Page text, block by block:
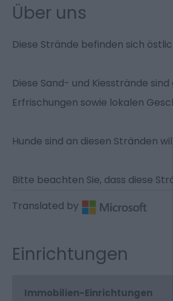
Über uns
Diese Strände befinden sich
Diese Sand- und Kiesstrände
Erfrischungen sowie lokalen
Hunde sind an diesen Stränden
Bitte beachten Sie, dass diese
Translated by
Einrichtungen
Immobilien-Einrichtungen